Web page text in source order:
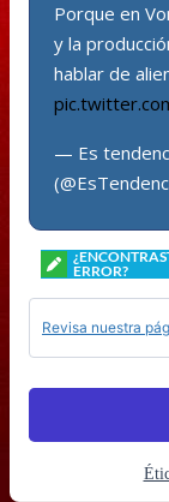
Porque en
y la
hablar de
— Es
ERROR?
Revisa nuestra